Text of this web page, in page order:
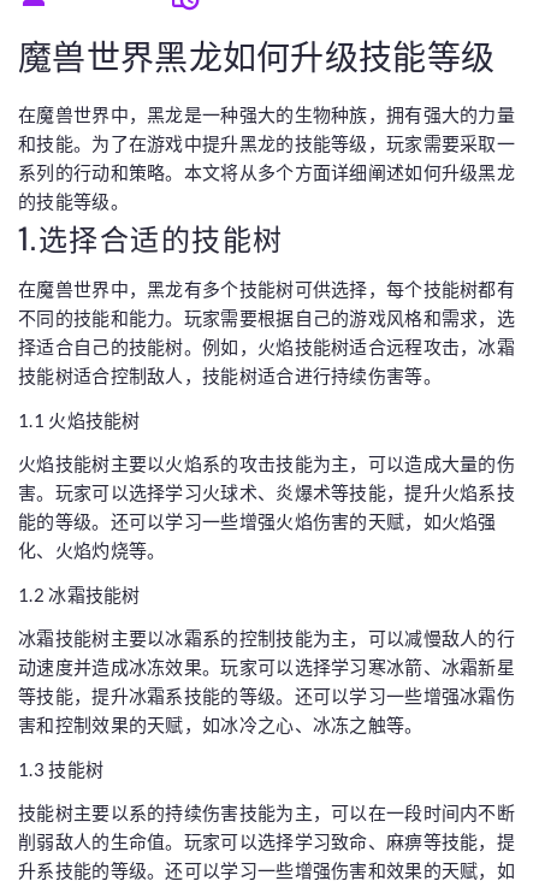
魔兽世界黑龙如何升级技能等级
在魔兽世界中，黑龙是一种强大的生物种族，拥有强大的力量
和技能。为了在游戏中提升黑龙的技能等级，玩家需要采取一
系列的行动和策略。本文将从多个方面详细阐述如何升级黑龙
的技能等级。
1.选择合适的技能树
在魔兽世界中，黑龙有多个技能树可供选择，每个技能树都有
不同的技能和能力。玩家需要根据自己的游戏风格和需求，选
择适合自己的技能树。例如，火焰技能树适合远程攻击，冰霜
技能树适合控制敌人，技能树适合进行持续伤害等。
1.1 火焰技能树
火焰技能树主要以火焰系的攻击技能为主，可以造成大量的伤
害。玩家可以选择学习火球术、炎爆术等技能，提升火焰系技
能的等级。还可以学习一些增强火焰伤害的天赋，如火焰强
化、火焰灼烧等。
1.2 冰霜技能树
冰霜技能树主要以冰霜系的控制技能为主，可以减慢敌人的行
动速度并造成冰冻效果。玩家可以选择学习寒冰箭、冰霜新星
等技能，提升冰霜系技能的等级。还可以学习一些增强冰霜伤
害和控制效果的天赋，如冰冷之心、冰冻之触等。
1.3 技能树
技能树主要以系的持续伤害技能为主，可以在一段时间内不断
削弱敌人的生命值。玩家可以选择学习致命、麻痹等技能，提
升系技能的等级。还可以学习一些增强伤害和效果的天赋，如